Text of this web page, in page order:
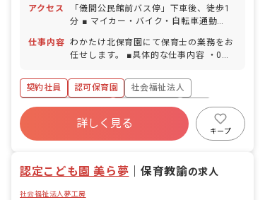
（12/29-1/3） ■有給休暇（取得率
100％／1時間単位での取得可／5日以上
の連休相談OK） ■慶弔休暇 ■産前産後・
育児休暇（取得率100％・復帰率
新婚旅行） ■出産休暇（妻の出産） ■忌
引休暇（近親者・親族） ■私傷病休暇 ■
コロナ等感染予防休暇 ■慰霊の日休暇 ■
生理休暇 ■在宅勤務時の養育・介護可能
措置 ※お子様の体調不良や行事による遅
アクセス
「儀間公民館前バス停」下車後、徒歩1
分 ■ マイカー・バイク・自転車通勤
仕事内容 わかたけ北保育園にて保育士の業務をお
任せします。 ■具体的な仕事内容 ・0〜5
（ICTサービス活用） ・連絡帳・日誌記
入（ICTサービス活用） ・保護者対応
契約社員 認可保育園
社会福祉法人
ボーナス・賞与あり
社会保険完備
福利厚生充実
退職金制度
残業少なめ
詳しく見る
キープ
認定こども園 美ら夢 ｜保育教諭の求人
社会福祉法人夢工房